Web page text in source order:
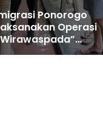
Ponorogo
Operasi
Orang